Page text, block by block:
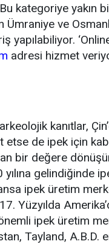
kategoriye yakın
ve
adresi hizmet
kanıtlar,
etse de ipek için
bir değere
gelindiğinde
ipek üretim
Yüzyılda
ipek üretim
Tayland, A.B.D.